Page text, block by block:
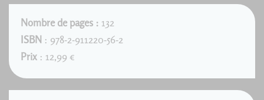
Nombre de pages : 132
ISBN : 978-2-911220-56-2
Prix : 12,99 €